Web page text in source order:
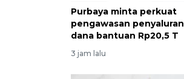
Purbaya minta perkuat
pengawasan penyaluran
dana bantuan Rp20,5 T
3 jam lalu